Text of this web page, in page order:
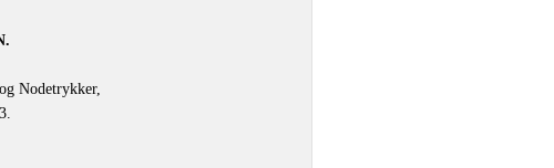
Nodetrykker,